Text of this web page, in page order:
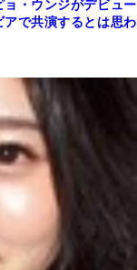
ョ・ウンジがデビュー
アで共演するとは思わ